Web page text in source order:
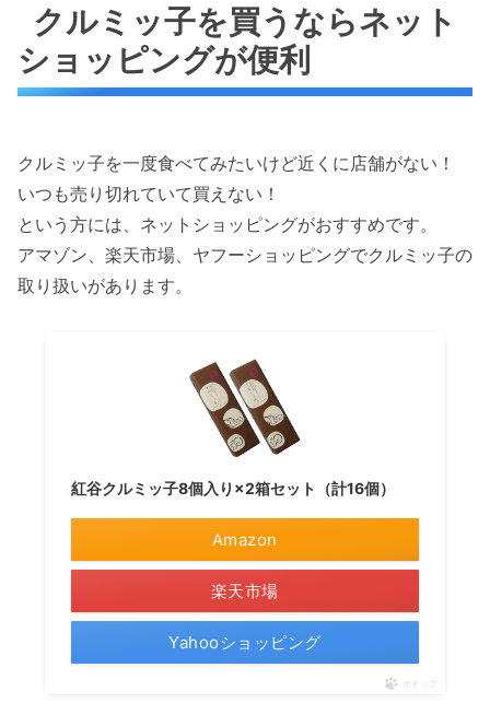
クルミッ子を買うならネット
ショッピングが便利
クルミッ子を一度食べてみたいけど近くに店舗がない！
いつも売り切れていて買えない！
という方には、ネットショッピングがおすすめです。
アマゾン、楽天市場、ヤフーショッピングでクルミッ子の
取り扱いがあります。
紅谷クルミッ子8個入り×2箱セット（計16個）
Amazon
楽天市場
Yahooショッピング
ポチップ